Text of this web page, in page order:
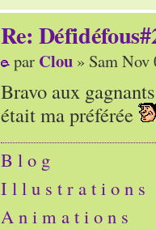
Re:
par Clou » Sam Nov
Bravo aux
était ma préférée
B l o g
I l l u s t r a t i o n s
A n i m a t i o n s